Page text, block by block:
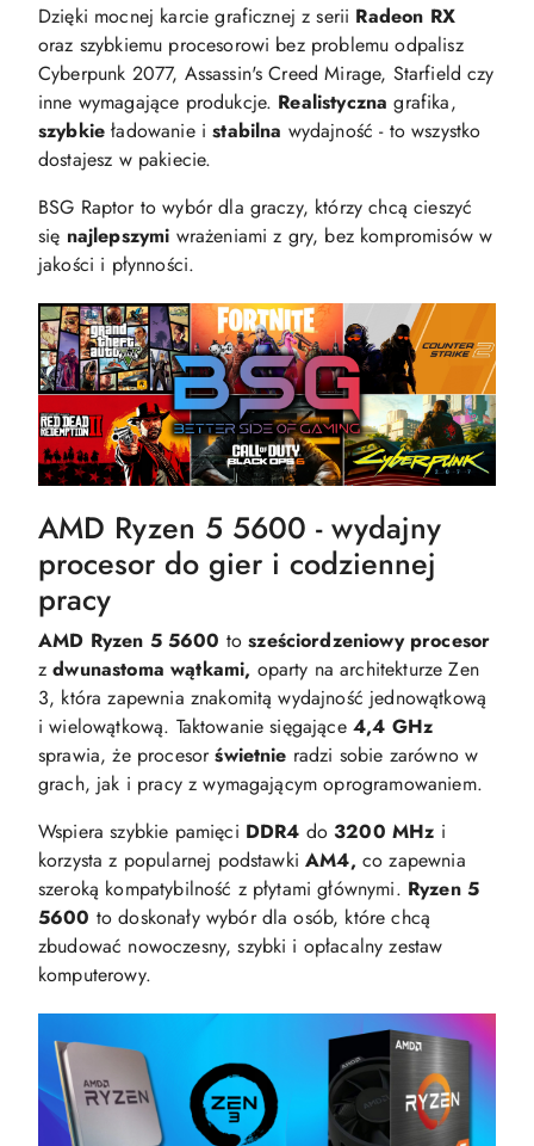
Dzięki mocnej karcie graficznej z serii Radeon RX
oraz szybkiemu procesorowi bez problemu odpalisz
Cyberpunk 2077, Assassin's Creed Mirage, Starfield czy
inne wymagające produkcje. Realistyczna grafika,
szybkie ładowanie istabilna wydajność - to wszystko
dostajesz w pakiecie.
BSG Raptor to wybór dla graczy, którzy chcą cieszyć
się najlepszymi wrażeniami z gry, bez kompromisów w
jakości i płynności.
AMD Ryzen 5 5600 - wydajny
procesor do gier i codziennej
pracy
AMD Ryzen 5 5600 tosześciordzeniowy procesor
zdwunastoma wątkami, oparty na architekturze Zen
3, która zapewnia znakomitą wydajność jednowątkową
i wielowątkową. Taktowanie sięgające 4,4 GHz
sprawia, że procesorświetnie radzi sobie zarówno w
grach, jak i pracy z wymagającym oprogramowaniem.
Wspiera szybkie pamięci DDR4 do3200 MHz i
korzysta z popularnej podstawkiAM4, co zapewnia
szeroką kompatybilność z płytami głównymi. Ryzen 5
5600 to doskonały wybór dla osób, które chcą
zbudować nowoczesny, szybki i opłacalny zestaw
komputerowy.